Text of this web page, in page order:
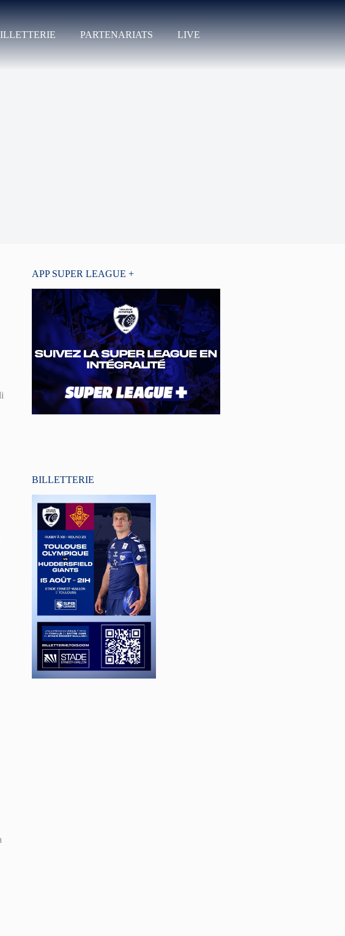
PARTENARIATS LIVE
APP SUPER LEAGUE +
BILLETTERIE